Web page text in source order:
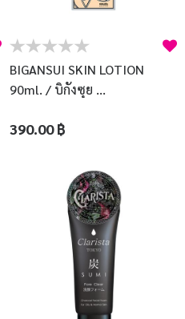
BIGANSUI SKIN LOTION
90ml. / บิกังซุย ...
390.00 ฿